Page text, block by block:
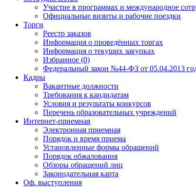
Участие в программах и международное
Официальные визиты и рабочие поездки
Торги
Реестр заказов
Информация о проведённых торгах
Информация о текущих закупках
Избранное (0)
Федеральный закон №44-ФЗ от 05.04.2013
Кадры
Вакантные должности
Требования к кандидатам
Условия и результаты конкурсов
Перечень образовательных учреждений
Интернет-приемная
Электронная приемная
Порядок и время приема
Установленные формы обращений
Порядок обжалования
Обзоры обращений лиц
Законодательная карта
Оф. выступления